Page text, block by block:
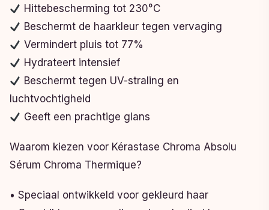
Hittebescherming tot 230°C
Beschermt de haarkleur tegen vervaging
Vermindert pluis tot 77%
Hydrateert intensief
Beschermt tegen UV-straling en
luchtvochtigheid
Geeft een prachtige glans
Waarom kiezen voor Kérastase Chroma Absolu
Sérum Chroma Thermique?
• Speciaal ontwikkeld voor gekleurd haar